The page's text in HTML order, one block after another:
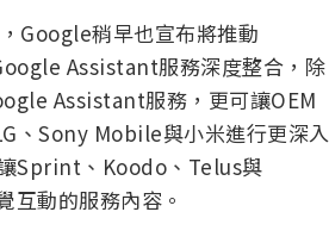
Google稍早也宣布將推動
Assistant服務深度整合，除
Assistant服務，更可讓OEM
、Sony Mobile與小米進行更深入
Sprint、Koodo、Telus與
動的服務內容。